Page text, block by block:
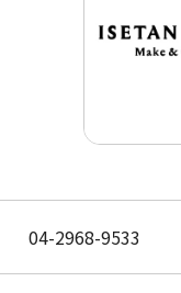
04-2968-9533